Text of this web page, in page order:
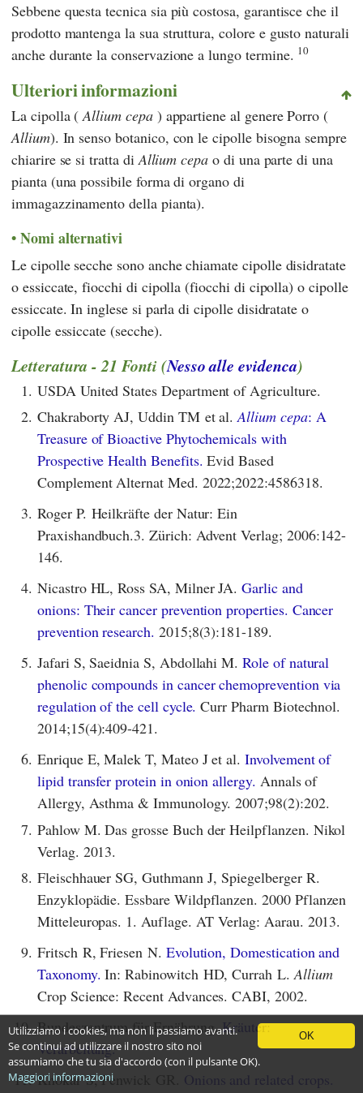
Sebbene questa tecnica sia più costosa, garantisce che il
prodotto mantenga la sua struttura, colore e gusto naturali
anche durante la conservazione a lungo termine. 10
Ulteriori informazioni
Lacipolla( Allium cepa ) appartiene al genere Porro (
Allium). In senso botanico, con le cipolle bisogna sempre
chiarire se si tratta diAllium cepa o di una parte di una
pianta (una possibile forma di organo di
immagazzinamento della pianta).
Nomi alternativi
Le cipolle secche sono anche chiamate cipolle disidratate
o essiccate, fiocchi di cipolla (fiocchi di cipolla) o cipolle
essiccate. In inglese si parla di cipolle disidratate o
cipolle essiccate (secche).
Letteratura - 21 Fonti (Nesso alle evidenca)
1. USDA United States Department of Agriculture.
2. Chakraborty AJ, Uddin TM et al.Allium cepa: A
Treasure of Bioactive Phytochemicals with
Prospective Health Benefits. Evid Based
Complement Alternat Med. 2022;2022:4586318.
3. Roger P. Heilkräfte der Natur: Ein
Praxishandbuch.3. Zürich: Advent Verlag; 2006:142-
146.
4. Nicastro HL, Ross SA, Milner JA.Garlic and
onions: Their cancer prevention properties. Cancer
prevention research. 2015;8(3):181-189.
5. Jafari S, Saeidnia S, Abdollahi M.Role of natural
phenolic compounds in cancer chemoprevention via
regulation of the cell cycle. Curr Pharm Biotechnol.
2014;15(4):409-421.
6. Enrique E, Malek T, Mateo J et al.Involvement of
lipid transfer protein in onion allergy. Annals of
Allergy, Asthma & Immunology. 2007;98(2):202.
7. Pahlow M. Das grosse Buch der Heilpflanzen. Nikol
Verlag. 2013.
8. Fleischhauer SG, Guthmann J, Spiegelberger R.
Enzyklopädie. Essbare Wildpflanzen. 2000 Pflanzen
Mitteleuropas. 1. Auflage. AT Verlag: Aarau. 2013.
9. Fritsch R, Friesen N. Evolution, Domestication and
Taxonomy. In: Rabinowitch HD, Currah L.Allium
Crop Science: Recent Advances. CABI, 2002.
10. Bundeszentrum für Ernährung.Kräuter:
Verarbeitung.
11. Khokar S, Fenwick GR. Onions and related crops.
OK
Utilizziamo i cookies, ma non li passiamo avanti.
Se continui ad utilizzare il nostro sito noi
assumiamo che tu sia d'accordo (con il pulsante OK).
Maggiori informazioni